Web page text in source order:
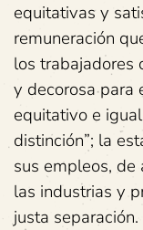
equitativas y
remuneración
los trabajadores
y decorosa para
equitativo e
distinción”; la
sus empleos, de
las industrias y
justa